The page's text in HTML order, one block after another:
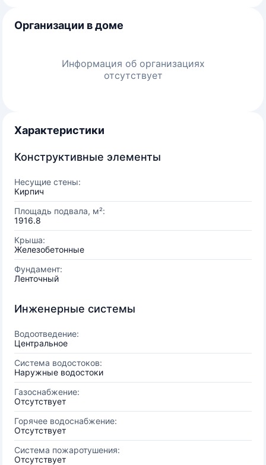
Организации в доме
Информация об организациях
отсутствует
Характеристики
Конструктивные элементы
Несущие стены:
Кирпич
Площадь подвала, м²:
1916.8
Крыша:
Железобетонные
Фундамент:
Ленточный
Инженерные системы
Водоотведение:
Центральное
Система водостоков:
Наружные водостоки
Газоснабжение:
Отсутствует
Горячее водоснабжение:
Отсутствует
Система пожаротушения:
Отсутствует